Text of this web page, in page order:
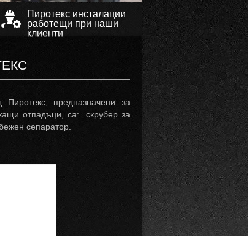
Пиротекс инсталации
работещи при наши
клиенти
предназначени за
отпадъци, са: скрубер за
сепаратор.